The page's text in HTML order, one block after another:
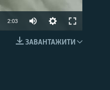
2:03
ЗАВАНТАЖИТИ